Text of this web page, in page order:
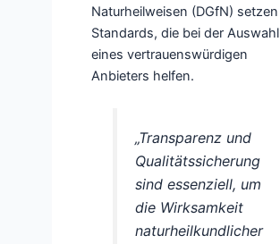
Naturheilweisen (DGfN) setzen
Standards, die bei der Auswahl
eines vertrauenswürdigen
Anbieters helfen.
„Transparenz und
Qualitätssicherung
sind essenziell, um
die Wirksamkeit
naturheilkundlicher